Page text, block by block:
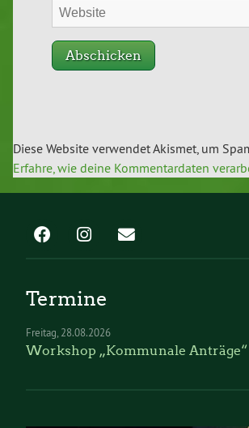
Diese Website verwendet Akismet, um
Erfahre, wie deine Kommentardaten
Termine
Freitag 28.08.2026
Workshop „Kommunale